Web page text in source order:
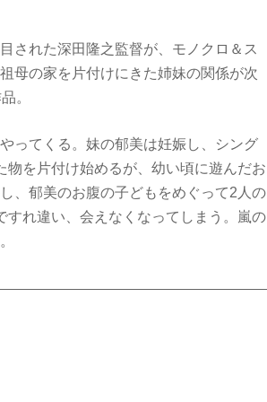
された深田隆之監督が、モノクロ＆ス
母の家を片付けにきた姉妹の関係が次
。
ってくる。妹の郁美は妊娠し、シング
を片付け始めるが、幼い頃に遊んだお
、郁美のお腹の子どもをめぐって2人の
すれ違い、会えなくなってしまう。嵐の